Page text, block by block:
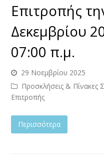
Επιτροπής
Δεκεμβρίου
07:00 π.μ.
29 Νοεμβρίου 2025
Προσκλήσεις & Πίνακες
Επιτροπής
Περισσότερα